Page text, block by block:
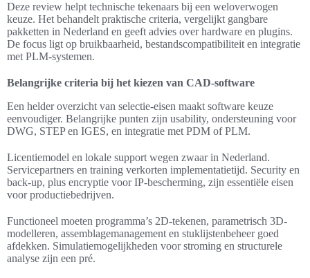
Deze review helpt technische tekenaars bij een weloverwogen
keuze. Het behandelt praktische criteria, vergelijkt gangbare
pakketten in Nederland en geeft advies over hardware en plugins.
De focus ligt op bruikbaarheid, bestandscompatibiliteit en integratie
met PLM-systemen.
Belangrijke criteria bij het kiezen van CAD-software
Een helder overzicht van selectie-eisen maakt software keuze
eenvoudiger. Belangrijke punten zijn usability, ondersteuning voor
DWG, STEP en IGES, en integratie met PDM of PLM.
Licentiemodel en lokale support wegen zwaar in Nederland.
Servicepartners en training verkorten implementatietijd. Security en
back-up, plus encryptie voor IP-bescherming, zijn essentiële eisen
voor productiebedrijven.
Functioneel moeten programma’s 2D-tekenen, parametrisch 3D-
modelleren, assemblagemanagement en stuklijstenbeheer goed
afdekken. Simulatiemogelijkheden voor stroming en structurele
analyse zijn een pré.